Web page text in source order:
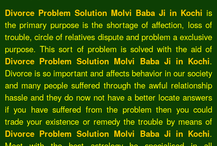
Divorce Problem Solution Molvi Baba Ji in Kochi is
the primary purpose is the shortage of affection, loss of
trouble, circle of relatives dispute and problem a exclusive
purpose. This sort of problem is solved with the aid of
Divorce Problem Solution Molvi Baba Ji in Kochi.
Divorce is so important and affects behavior in our society
and many people suffered through the awful relationship
hassle and they do now not have a better locate answers
if you have suffered from the problem then you could
trade your existence or remedy the trouble by means of
Divorce Problem Solution Molvi Baba Ji in Kochi.